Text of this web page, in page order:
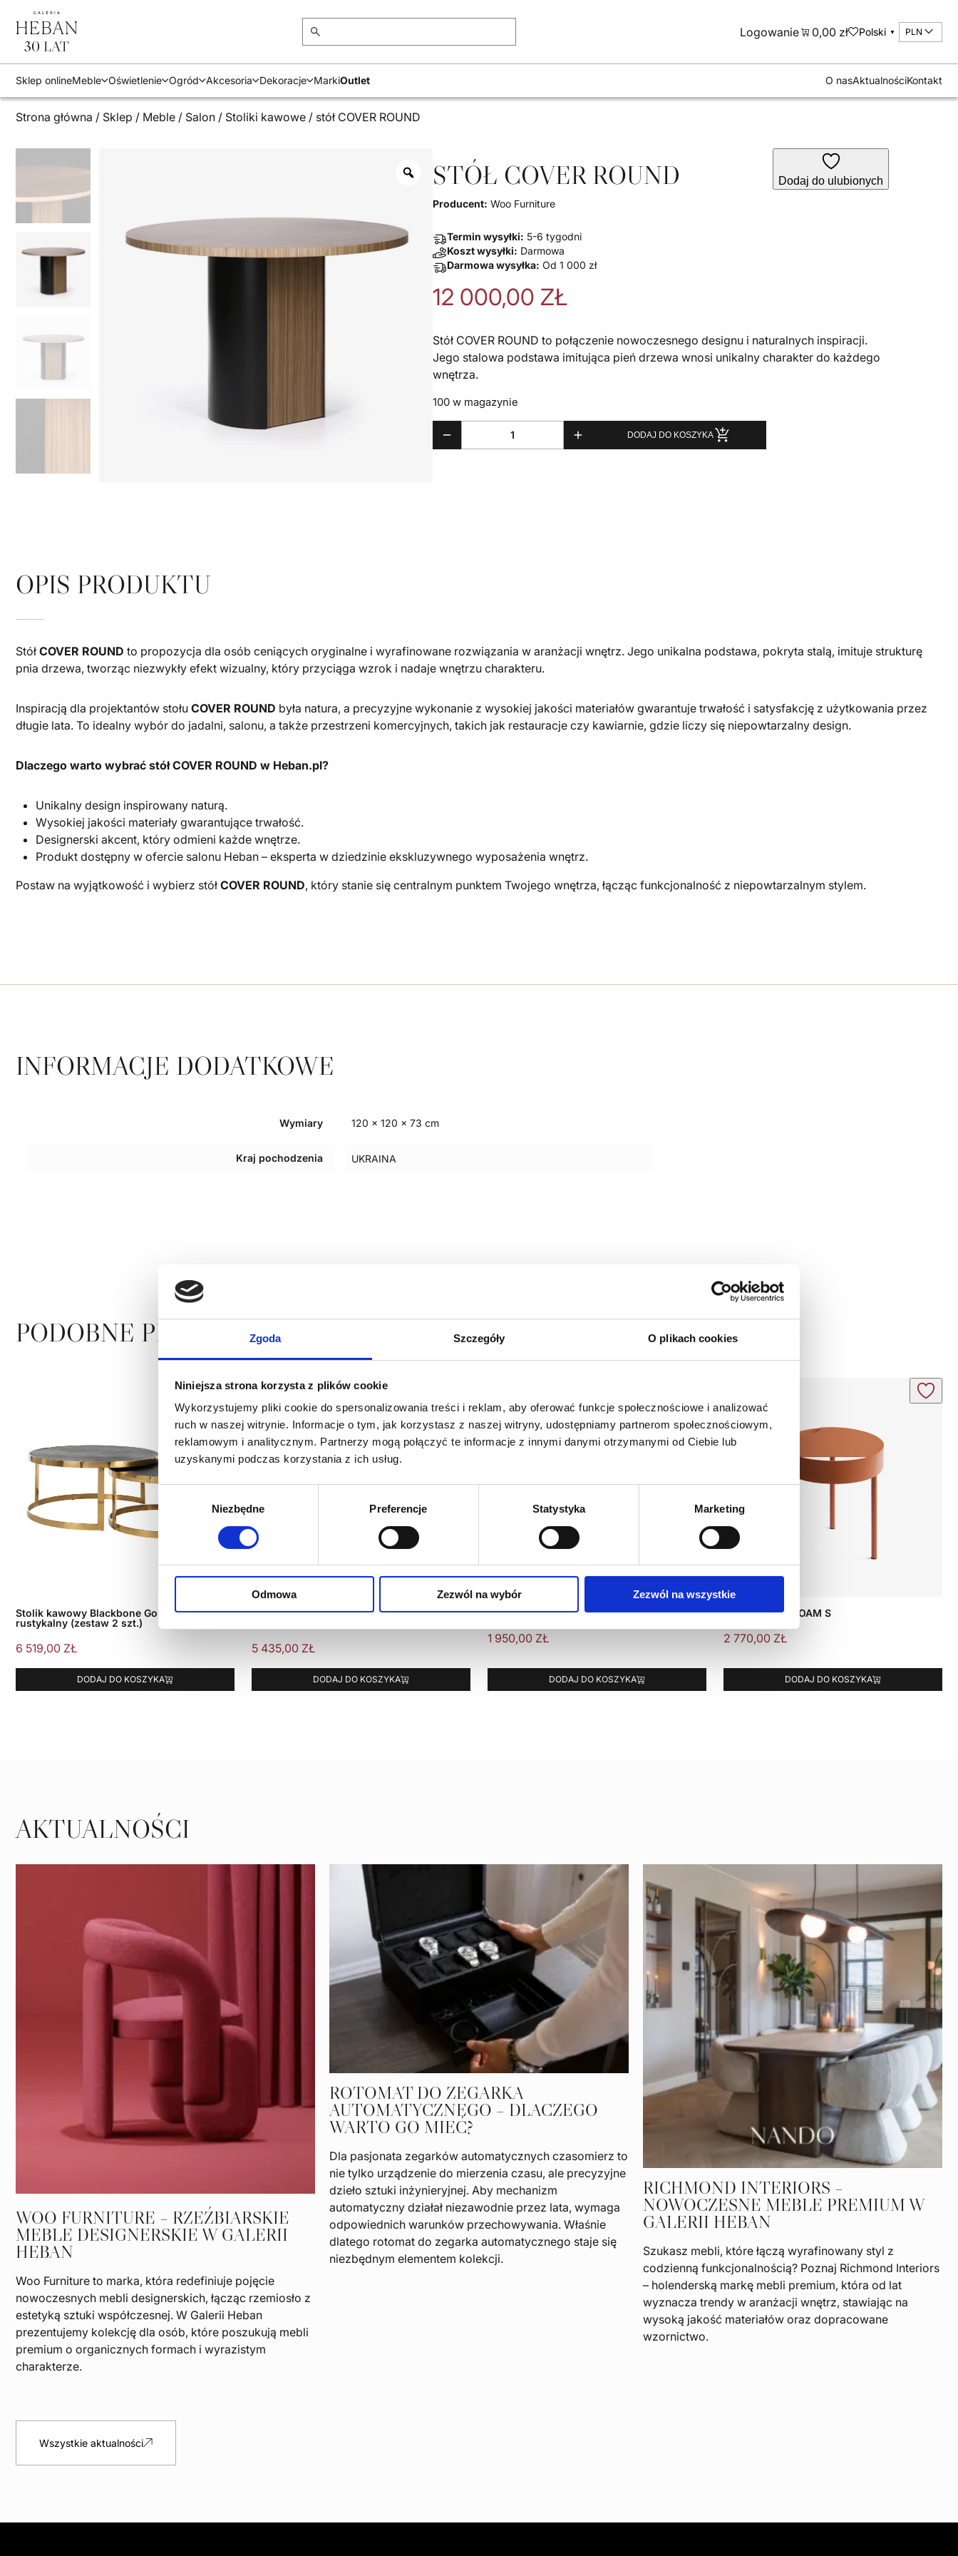
Zgoda Szczegóły O plikach cookies
Niniejsza strona korzysta z plików cookie
Wykorzystujemy pliki cookie do spersonalizowania treści i reklam, aby oferować funkcje społecznościowe i analizować
ruch w naszej witrynie. Informacje o tym, jak korzystasz z naszej witryny, udostępniamy partnerom społecznościowym,
reklamowym i analitycznym. Partnerzy mogą połączyć te informacje z innymi danymi otrzymanymi od Ciebie lub
uzyskanymi podczas korzystania z ich usług.
zgody
Niezbędne Preferencje Statystyka Marketing
Odmowa Zezwól na wybór Zezwól na wszystkie
Logowanie 0,00 zł Polski ▼ PLN
Sklep onlineMeble Oświetlenie Ogród Akcesoria Dekoracje MarkiOutlet O nasAktualnościKontakt
Strona główna / Sklep / Meble / Salon / Stoliki kawowe / stół COVER ROUND
Dodaj do ulubionych
STÓŁ COVER ROUND
Producent: Woo Furniture
Termin wysyłki: 5-6 tygodni
Koszt wysyłki: Darmowa
Darmowa wysyłka: Od 1 000 zł
12 000,00 ZŁ
Stół COVER ROUND to połączenie nowoczesnego designu i naturalnych inspiracji.
Jego stalowa podstawa imitująca pień drzewa wnosi unikalny charakter do każdego
wnętrza.
100 w magazynie
ilość stół COVER ROUND
DODAJ DO KOSZYKA
OPIS PRODUKTU
Stół COVER ROUND to propozycja dla osób ceniących oryginalne i wyrafinowane rozwiązania w aranżacji wnętrz. Jego unikalna podstawa, pokryta stalą, imituje strukturę
pnia drzewa, tworząc niezwykły efekt wizualny, który przyciąga wzrok i nadaje wnętrzu charakteru.
Inspiracją dla projektantów stołu COVER ROUND była natura, a precyzyjne wykonanie z wysokiej jakości materiałów gwarantuje trwałość i satysfakcję z użytkowania przez
długie lata. To idealny wybór do jadalni, salonu, a także przestrzeni komercyjnych, takich jak restauracje czy kawiarnie, gdzie liczy się niepowtarzalny design.
Dlaczego warto wybrać stół COVER ROUND w Heban.pl?
Unikalny design inspirowany naturą.
Wysokiej jakości materiały gwarantujące trwałość.
Designerski akcent, który odmieni każde wnętrze.
Produkt dostępny w ofercie salonu Heban – eksperta w dziedzinie ekskluzywnego wyposażenia wnętrz.
Postaw na wyjątkowość i wybierz stół COVER ROUND, który stanie się centralnym punktem Twojego wnętrza, łącząc funkcjonalność z niepowtarzalnym stylem.
INFORMACJE DODATKOWE
Wymiary 120 × 120 × 73 cm
Kraj pochodzenia UKRAINA
PODOBNE PRODUKTY
Stolik kawowy Blackbone Gold czarny
rustykalny (zestaw 2 szt.)
6 519,00 ZŁ
DODAJ DO KOSZYKA
Stolik kawowy Lexington biały (zestaw 2
5 435,00 ZŁ
DODAJ DO KOSZYKA
stolik boczny PLANE M
1 950,00 ZŁ
DODAJ DO KOSZYKA
stolik boczny FOAM S
2 770,00 ZŁ
DODAJ DO KOSZYKA
AKTUALNOŚCI
WOO FURNITURE – RZEŹBIARSKIE
MEBLE DESIGNERSKIE W GALERII
HEBAN
Woo Furniture to marka, która redefiniuje pojęcie
nowoczesnych mebli designerskich, łącząc rzemiosło z
estetyką sztuki współczesnej. W Galerii Heban
prezentujemy kolekcję dla osób, które poszukują mebli
premium o organicznych formach i wyrazistym
charakterze.
ROTOMAT DO ZEGARKA
AUTOMATYCZNEGO – DLACZEGO
WARTO GO MIEĆ?
Dla pasjonata zegarków automatycznych czasomierz to
nie tylko urządzenie do mierzenia czasu, ale precyzyjne
dzieło sztuki inżynieryjnej. Aby mechanizm
automatyczny działał niezawodnie przez lata, wymaga
odpowiednich warunków przechowywania. Właśnie
dlatego rotomat do zegarka automatycznego staje się
niezbędnym elementem kolekcji.
RICHMOND INTERIORS –
NOWOCZESNE MEBLE PREMIUM W
GALERII HEBAN
Szukasz mebli, które łączą wyrafinowany styl z
codzienną funkcjonalnością? Poznaj Richmond Interiors
– holenderską markę mebli premium, która od lat
wyznacza trendy w aranżacji wnętrz, stawiając na
wysoką jakość materiałów oraz dopracowane
wzornictwo.
Wszystkie aktualności